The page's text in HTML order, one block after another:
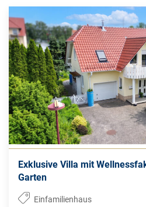
Exklusive Villa mit
Garten
Einfamilienhaus